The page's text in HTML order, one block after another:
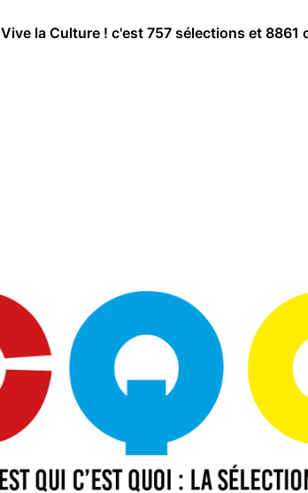
Vive la Culture ! c'est 757 sélections et 8861